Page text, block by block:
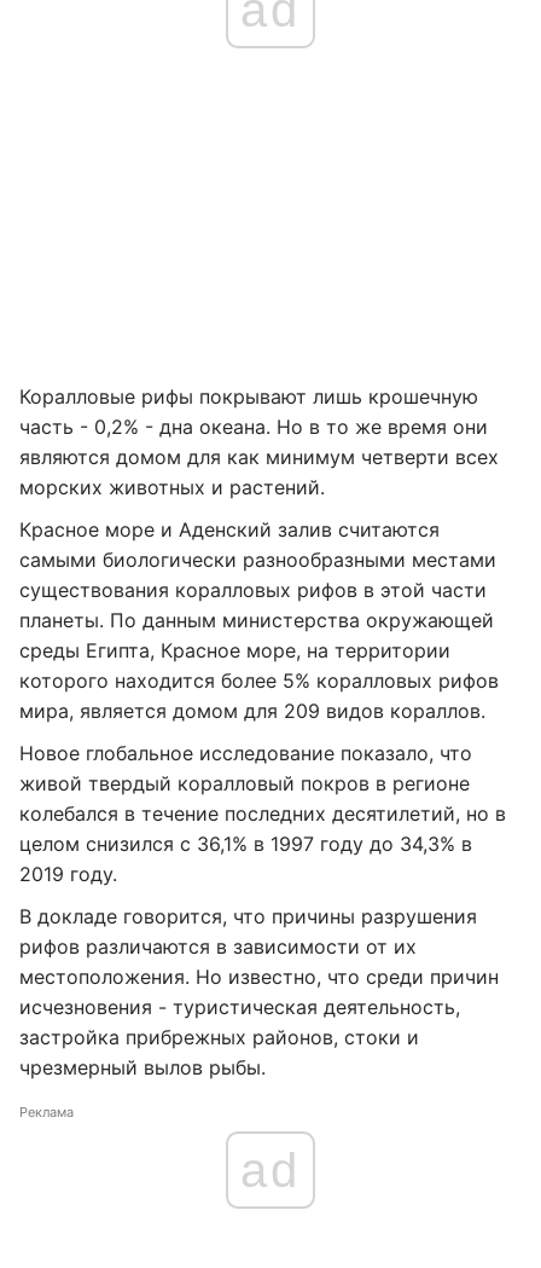
Коралловые рифы покрывают лишь крошечную
часть - 0,2% - дна океана. Но в то же время они
являются домом для как минимум четверти всех
морских животных и растений.
Красное море и Аденский залив считаются
самыми биологически разнообразными местами
существования коралловых рифов в этой части
планеты. По данным министерства окружающей
среды Египта, Красное море, на территории
которого находится более 5% коралловых рифов
мира, является домом для 209 видов кораллов.
Новое глобальное исследование показало, что
живой твердый коралловый покров в регионе
колебался в течение последних десятилетий, но в
целом снизился с 36,1% в 1997 году до 34,3% в
2019 году.
В докладе говорится, что причины разрушения
рифов различаются в зависимости от их
местоположения. Но известно, что среди причин
исчезновения - туристическая деятельность,
застройка прибрежных районов, стоки и
чрезмерный вылов рыбы.
Реклама
ad